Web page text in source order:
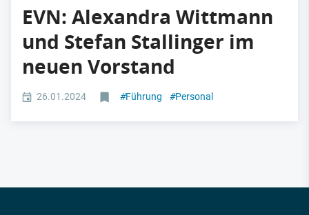
EVN: Alexandra Wittmann
und Stefan Stallinger im
neuen Vorstand
26.01.2024 #Führung #Personal